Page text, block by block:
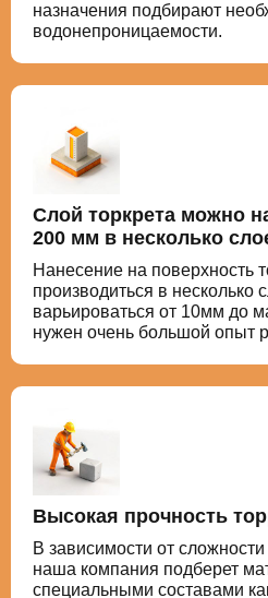
назначения подбирают
водонепроницаемости.
Слой торкрета можно
200 мм в несколько
Нанесение на поверхность
производиться в несколько
варьироваться от 10мм до
нужен очень большой опыт
Высокая прочность
В зависимости от
наша компания подберет
специальными составами